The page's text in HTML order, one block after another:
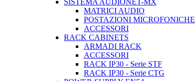
MATRICI AUDIO
POSTAZIONI MICROFONICHE
ACCESSORI
RACK CABINETS
ARMADI RACK
ACCESSORI
RACK IP30 - Serie STF
RACK IP30 - Serie CTG